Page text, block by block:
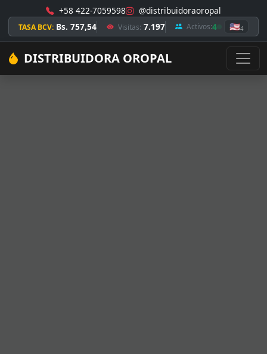
+58 422-7059598 @distribuidoraoropal
TASA BCV: Bs. 757,54 Visitas: 7.197 Activos:4 🇺🇸4
DISTRIBUIDORA OROPAL